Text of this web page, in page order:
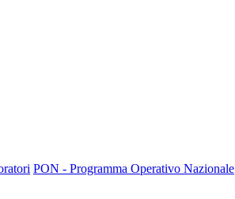
PON - Programma Operativo Nazionale